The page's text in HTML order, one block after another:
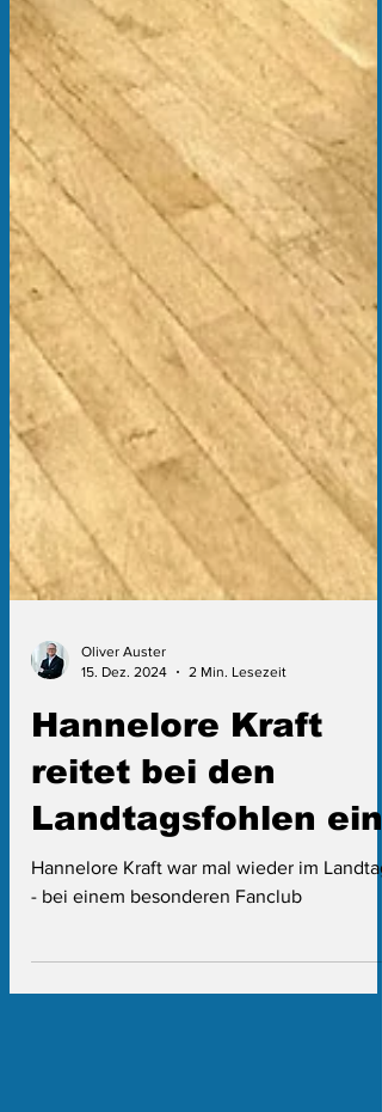
15. Dez. 2024
2 Min. Lesezeit
Hannelore Kraft
reitet bei den
Landtagsfohlen ein
Hannelore Kraft war mal wieder im Landtag